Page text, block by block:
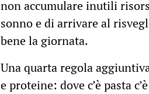
non accumulare inutili
sonno e di arrivare al
bene la giornata.
Una quarta regola
e proteine: dove c’è pasta